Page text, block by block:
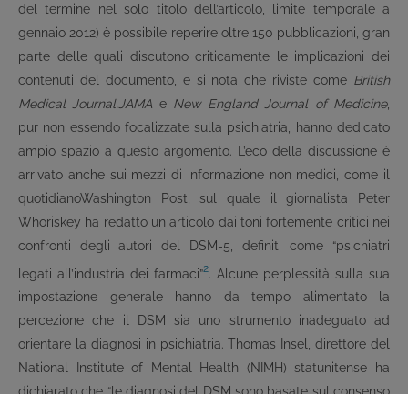
del termine nel solo titolo dell’articolo, limite temporale a
gennaio 2012) è possibile reperire oltre 150 pubblicazioni, gran
parte delle quali discutono criticamente le implicazioni dei
contenuti del documento, e si nota che riviste come British
Medical Journal,JAMA e New England Journal of Medicine,
pur non essendo focalizzate sulla psichiatria, hanno dedicato
ampio spazio a questo argomento. L’eco della discussione è
arrivato anche sui mezzi di informazione non medici, come il
quotidianoWashington Post, sul quale il giornalista Peter
Whoriskey ha redatto un articolo dai toni fortemente critici nei
confronti degli autori del DSM-5, definiti come “psichiatri
legati all’industria dei farmaci”2. Alcune perplessità sulla sua
impostazione generale hanno da tempo alimentato la
percezione che il DSM sia uno strumento inadeguato ad
orientare la diagnosi in psichiatria. Thomas Insel, direttore del
National Institute of Mental Health (NIMH) statunitense ha